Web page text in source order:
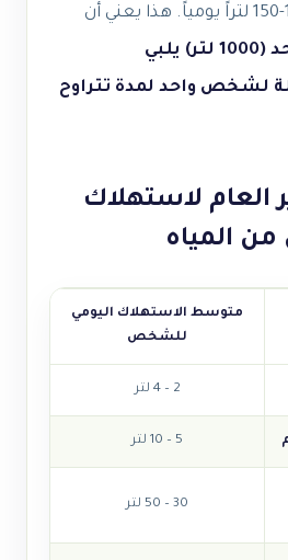
المتر المكعب الواحد (1000 لتر) يلبي
لشخص واحد لمدة تتراوح
العام لاستهلاك
من المياه
متوسط الاستهلاك اليومي
للشخص
2 – 4 لتر
5 – 10 لتر
30 – 50 لتر